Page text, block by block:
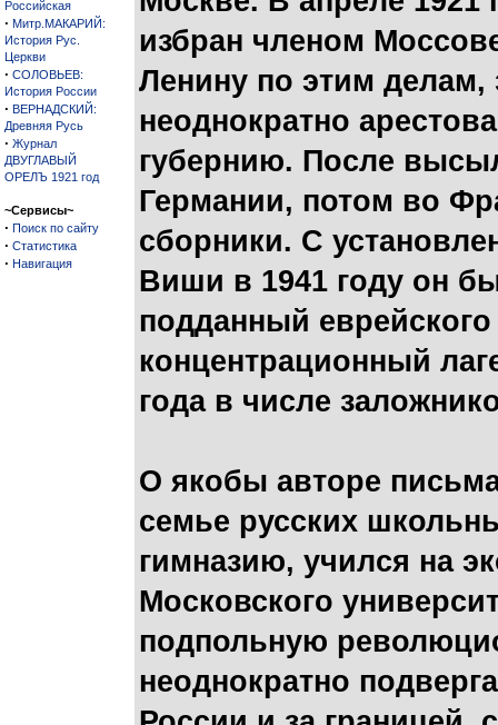
Российская
· Митр.МАКАРИЙ:
История Рус.
Церкви
· СОЛОВЬЕВ:
История России
· ВЕРНАДСКИЙ:
Древняя Русь
· Журнал
ДВУГЛАВЫЙ
ОРЕЛЪ 1921 год
~Сервисы~
· Поиск по сайту
· Статистика
· Навигация
избран членом
Ленину по этим делам,
неоднократно
губернию. После
Германии, потом во
сборники. С
Виши в 1941 году он
подданный
концентрационный
года в числе
О якобы авторе
семье русских
гимназию, учился на
Московского
подпольную
неоднократно